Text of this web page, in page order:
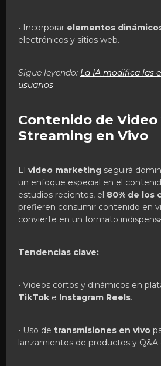
• Incorporar elementos
electrónicos y sitios web.
Sigue leyendo: La IA modifica las
usuarios
Contenido de Video
Streaming en Vivo
El video marketingseguirá
un enfoque especial en el
estudios recientes, el 80% de los
prefieren consumir contenido en
convierte en un formato
Tendencias clave:
• Videos cortos y dinámicos en
TikToke Instagram Reels.
• Uso de transmisiones en vivo
lanzamientos de productos y Q&A